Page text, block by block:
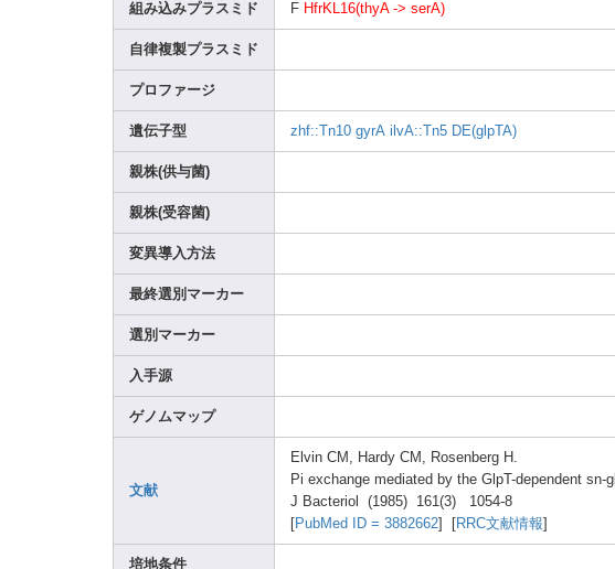
組み込みプラスミド F HfrKL16(thyA -> serA)
自律複製プラスミド
プロファージ
遺伝子型 zhf:: Tn10 gyrA ilvA::Tn5 DE(gl pTA)
親株(供与菌)
親株(受容菌)
変異導入方法
最終選別マーカー
選別マーカー
入手源
ゲノムマップ
文献
Elvin CM, Hardy CM, Rosenberg H.
Pi exchange mediated by the GlpT-dependent sn-gl
J Bacteriol (1985) 161(3) 1054-8
PubMed ID = 3882662 RRC文献情報
培地条件